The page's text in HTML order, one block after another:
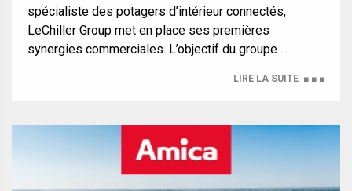
spécialiste des potagers d’intérieur connectés,
LeChiller Group met en place ses premières
synergies commerciales. L’objectif du groupe ...
LIRE LA SUITE ■ ■ ■